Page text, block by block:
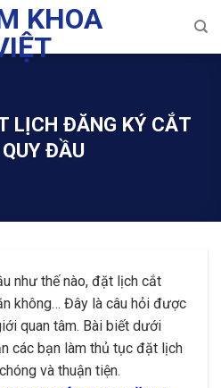
LỊCH ĐĂNG KÝ CẮT
ĐẦU
như thế nào, đặt lịch cắt
không… Đây là câu hỏi được
quan tâm. Bài biết dưới
các bạn làm thủ tục đặt lịch
và thuận tiện.